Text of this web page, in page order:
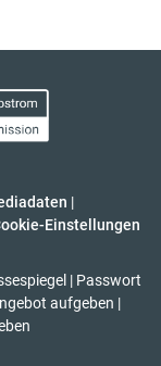
|
Einstellungen
| Passwort
aufgeben |